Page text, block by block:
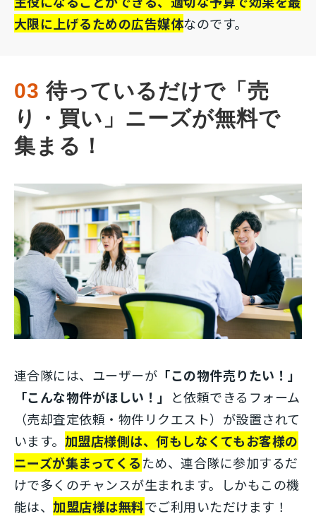
大限に上げるための広告媒体なのです。
03 待っているだけで「売
り・買い」ニーズが無料で
集まる！
連合隊には、ユーザーが 「この物件売りたい！」
「こんな物件がほしい！」 と依頼できるフォーム
（売却査定依頼・物件リクエスト）が設置されて
います。 加盟店様側は、何もしなくてもお客様の
ニーズが集まってくるため、連合隊に参加するだ
けで多くのチャンスが生まれます。しかもこの機
能は、加盟店様は無料でご利用いただけます！